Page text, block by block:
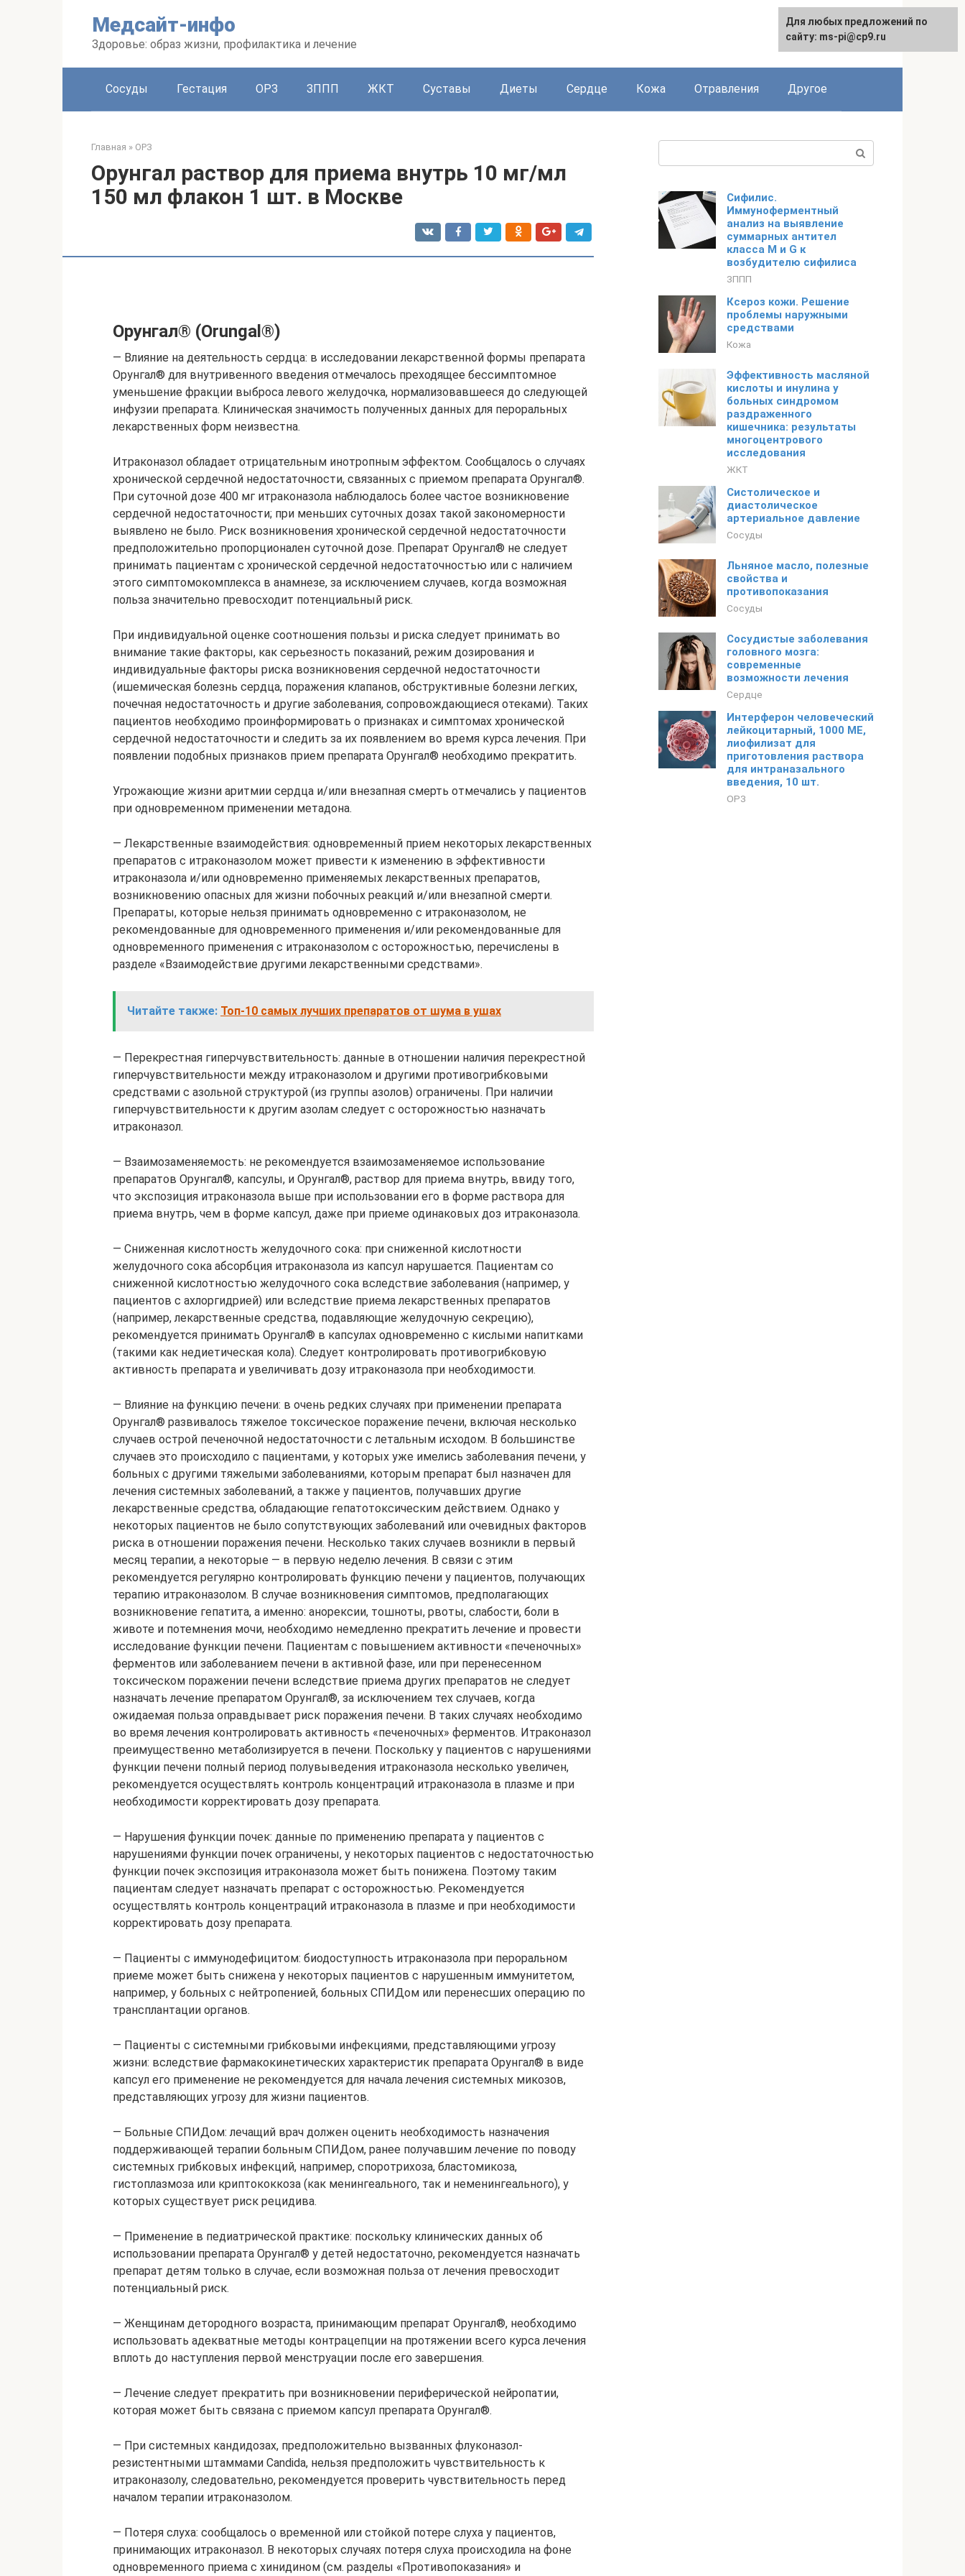
Медсайт-инфо
Здоровье: образ жизни, профилактика и лечение
Сосуды Гестация ОРЗ ЗППП ЖКТ Суставы Диеты Сердце Кожа Отравления Другое
Главная » ОРЗ
Орунгал раствор для приема внутрь 10 мг/мл
150 мл флакон 1 шт. в Москве
Орунгал® (Orungal®)
— Влияние на деятельность сердца: в исследовании лекарственной формы препарата
Орунгал® для внутривенного введения отмечалось преходящее бессимптомное
уменьшение фракции выброса левого желудочка, нормализовавшееся до следующей
инфузии препарата. Клиническая значимость полученных данных для пероральных
лекарственных форм неизвестна.
Итраконазол обладает отрицательным инотропным эффектом. Сообщалось о случаях
хронической сердечной недостаточности, связанных с приемом препарата Орунгал®.
При суточной дозе 400 мг итраконазола наблюдалось более частое возникновение
сердечной недостаточности; при меньших суточных дозах такой закономерности
выявлено не было. Риск возникновения хронической сердечной недостаточности
предположительно пропорционален суточной дозе. Препарат Орунгал® не следует
принимать пациентам с хронической сердечной недостаточностью или с наличием
этого симптомокомплекса в анамнезе, за исключением случаев, когда возможная
польза значительно превосходит потенциальный риск.
При индивидуальной оценке соотношения пользы и риска следует принимать во
внимание такие факторы, как серьезность показаний, режим дозирования и
индивидуальные факторы риска возникновения сердечной недостаточности
(ишемическая болезнь сердца, поражения клапанов, обструктивные болезни легких,
почечная недостаточность и другие заболевания, сопровождающиеся отеками). Таких
пациентов необходимо проинформировать о признаках и симптомах хронической
сердечной недостаточности и следить за их появлением во время курса лечения. При
появлении подобных признаков прием препарата Орунгал® необходимо прекратить.
Угрожающие жизни аритмии сердца и/или внезапная смерть отмечались у пациентов
при одновременном применении метадона.
— Лекарственные взаимодействия: одновременный прием некоторых лекарственных
препаратов с итраконазолом может привести к изменению в эффективности
итраконазола и/или одновременно применяемых лекарственных препаратов,
возникновению опасных для жизни побочных реакций и/или внезапной смерти.
Препараты, которые нельзя принимать одновременно с итраконазолом, не
рекомендованные для одновременного применения и/или рекомендованные для
одновременного применения с итраконазолом с осторожностью, перечислены в
разделе «Взаимодействие другими лекарственными средствами».
Читайте также: Топ-10 самых лучших препаратов от шума в ушах
— Перекрестная гиперчувствительность: данные в отношении наличия перекрестной
гиперчувствительности между итраконазолом и другими противогрибковыми
средствами с азольной структурой (из группы азолов) ограничены. При наличии
гиперчувствительности к другим азолам следует с осторожностью назначать
итраконазол.
— Взаимозаменяемость: не рекомендуется взаимозаменяемое использование
препаратов Орунгал®, капсулы, и Орунгал®, раствор для приема внутрь, ввиду того,
что экспозиция итраконазола выше при использовании его в форме раствора для
приема внутрь, чем в форме капсул, даже при приеме одинаковых доз итраконазола.
— Сниженная кислотность желудочного сока: при сниженной кислотности
желудочного сока абсорбция итраконазола из капсул нарушается. Пациентам со
сниженной кислотностью желудочного сока вследствие заболевания (например, у
пациентов с ахлоргидрией) или вследствие приема лекарственных препаратов
(например, лекарственные средства, подавляющие желудочную секрецию),
рекомендуется принимать Орунгал® в капсулах одновременно с кислыми напитками
(такими как недиетическая кола). Следует контролировать противогрибковую
активность препарата и увеличивать дозу итраконазола при необходимости.
— Влияние на функцию печени: в очень редких случаях при применении препарата
Орунгал® развивалось тяжелое токсическое поражение печени, включая несколько
случаев острой печеночной недостаточности с летальным исходом. В большинстве
случаев это происходило с пациентами, у которых уже имелись заболевания печени, у
больных с другими тяжелыми заболеваниями, которым препарат был назначен для
лечения системных заболеваний, а также у пациентов, получавших другие
лекарственные средства, обладающие гепатотоксическим действием. Однако у
некоторых пациентов не было сопутствующих заболеваний или очевидных факторов
риска в отношении поражения печени. Несколько таких случаев возникли в первый
месяц терапии, а некоторые — в первую неделю лечения. В связи с этим
рекомендуется регулярно контролировать функцию печени у пациентов, получающих
терапию итраконазолом. В случае возникновения симптомов, предполагающих
возникновение гепатита, а именно: анорексии, тошноты, рвоты, слабости, боли в
животе и потемнения мочи, необходимо немедленно прекратить лечение и провести
исследование функции печени. Пациентам с повышением активности «печеночных»
ферментов или заболеванием печени в активной фазе, или при перенесенном
токсическом поражении печени вследствие приема других препаратов не следует
назначать лечение препаратом Орунгал®, за исключением тех случаев, когда
ожидаемая польза оправдывает риск поражения печени. В таких случаях необходимо
во время лечения контролировать активность «печеночных» ферментов. Итраконазол
преимущественно метаболизируется в печени. Поскольку у пациентов с нарушениями
функции печени полный период полувыведения итраконазола несколько увеличен,
рекомендуется осуществлять контроль концентраций итраконазола в плазме и при
необходимости корректировать дозу препарата.
— Нарушения функции почек: данные по применению препарата у пациентов с
нарушениями функции почек ограничены, у некоторых пациентов с недостаточностью
функции почек экспозиция итраконазола может быть понижена. Поэтому таким
пациентам следует назначать препарат с осторожностью. Рекомендуется
осуществлять контроль концентраций итраконазола в плазме и при необходимости
корректировать дозу препарата.
— Пациенты с иммунодефицитом: биодоступность итраконазола при пероральном
приеме может быть снижена у некоторых пациентов с нарушенным иммунитетом,
например, у больных с нейтропенией, больных СПИДом или перенесших операцию по
трансплантации органов.
— Пациенты с системными грибковыми инфекциями, представляющими угрозу
жизни: вследствие фармакокинетических характеристик препарата Орунгал® в виде
капсул его применение не рекомендуется для начала лечения системных микозов,
представляющих угрозу для жизни пациентов.
— Больные СПИДом: лечащий врач должен оценить необходимость назначения
поддерживающей терапии больным СПИДом, ранее получавшим лечение по поводу
системных грибковых инфекций, например, споротрихоза, бластомикоза,
гистоплазмоза или криптококкоза (как менингеального, так и неменингеального), у
которых существует риск рецидива.
— Применение в педиатрической практике: поскольку клинических данных об
использовании препарата Орунгал® у детей недостаточно, рекомендуется назначать
препарат детям только в случае, если возможная польза от лечения превосходит
потенциальный риск.
— Женщинам детородного возраста, принимающим препарат Орунгал®, необходимо
использовать адекватные методы контрацепции на протяжении всего курса лечения
вплоть до наступления первой менструации после его завершения.
— Лечение следует прекратить при возникновении периферической нейропатии,
которая может быть связана с приемом капсул препарата Орунгал®.
— При системных кандидозах, предположительно вызванных флуконазол-
резистентными штаммами Candida, нельзя предположить чувствительность к
итраконазолу, следовательно, рекомендуется проверить чувствительность перед
началом терапии итраконазолом.
— Потеря слуха: сообщалось о временной или стойкой потере слуха у пациентов,
принимающих итраконазол. В некоторых случаях потеря слуха происходила на фоне
одновременного приема с хинидином (см. разделы «Противопоказания» и
Сифилис.
Иммуноферментный
анализ на выявление
суммарных антител
класса M и G к
возбудителю сифилиса
ЗППП
Ксероз кожи. Решение
проблемы наружными
средствами
Кожа
Эффективность масляной
кислоты и инулина у
больных синдромом
раздраженного
кишечника: результаты
многоцентрового
исследования
ЖКТ
Систолическое и
диастолическое
артериальное давление
Сосуды
Льняное масло, полезные
свойства и
противопоказания
Сосуды
Сосудистые заболевания
головного мозга:
современные
возможности лечения
Сердце
Интерферон человеческий
лейкоцитарный, 1000 МЕ,
лиофилизат для
приготовления раствора
для интраназального
введения, 10 шт.
ОРЗ
Для любых предложений по
сайту: ms-pi@cp9.ru